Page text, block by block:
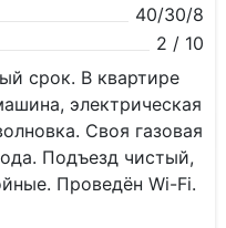
40/30/8
2 / 10
срок. В квартире
электрическая
Своя газовая
Подъезд чистый,
Проведён Wi-Fi.